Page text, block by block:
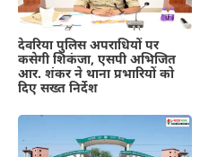
देवरिया पुलिस अपराधियों पर
कसेगी शिकंजा, एसपी अभिजित
आर. शंकर ने थाना प्रभारियों को
दिए सख्त निर्देश